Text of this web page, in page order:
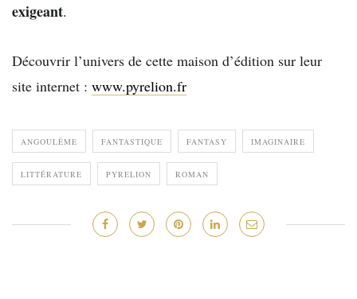
exigeant.
Découvrir l’univers de cette maison d’édition sur leur
site internet : www.pyrelion.fr
ANGOULÊME FANTASTIQUE FANTASY IMAGINAIRE
LITTÉRATURE PYRELION ROMAN